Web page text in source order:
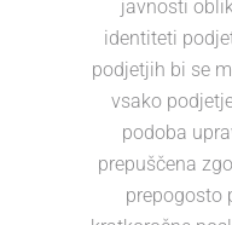
javnosti
identiteti
podjetjih bi se
vsako
podoba
prepuščena
prepogosto